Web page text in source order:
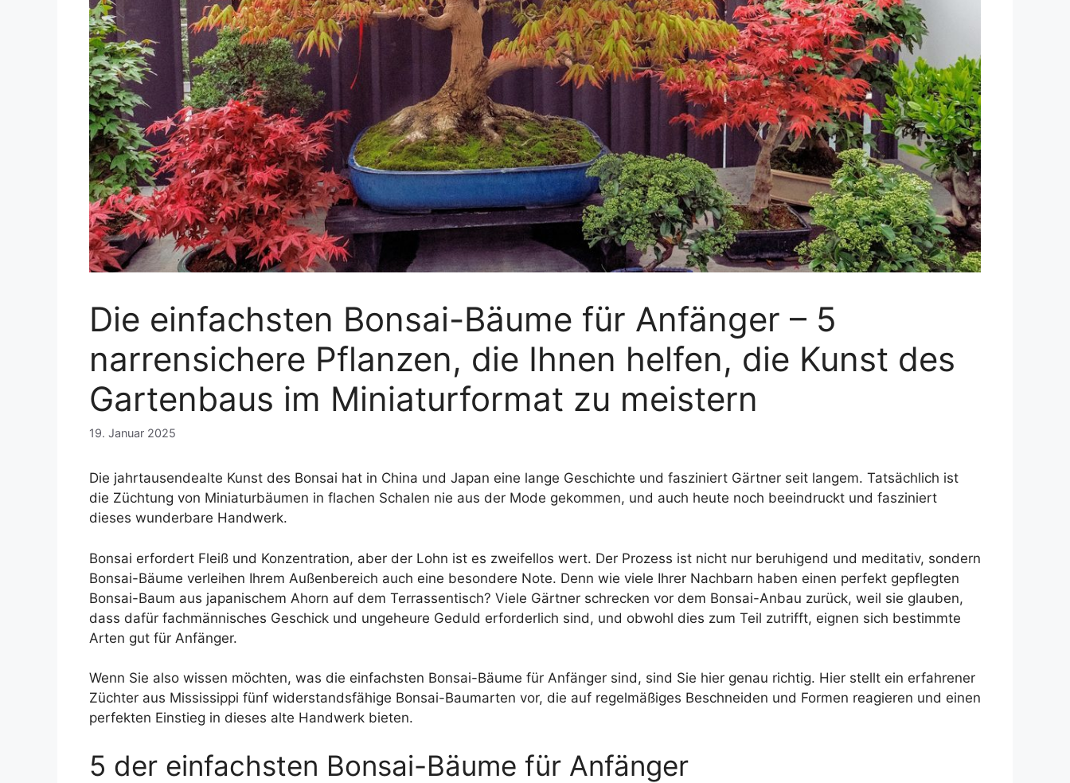
Die einfachsten Bonsai-Bäume für Anfänger – 5
narrensichere Pflanzen, die Ihnen helfen, die Kunst des
Gartenbaus im Miniaturformat zu meistern
19. Januar 2025
Die jahrtausendealte Kunst des Bonsai hat in China und Japan eine lange Geschichte und fasziniert Gärtner seit langem. Tatsächlich ist
die Züchtung von Miniaturbäumen in flachen Schalen nie aus der Mode gekommen, und auch heute noch beeindruckt und fasziniert
dieses wunderbare Handwerk.
Bonsai erfordert Fleiß und Konzentration, aber der Lohn ist es zweifellos wert. Der Prozess ist nicht nur beruhigend und meditativ, sondern
Bonsai-Bäume verleihen Ihrem Außenbereich auch eine besondere Note. Denn wie viele Ihrer Nachbarn haben einen perfekt gepflegten
Bonsai-Baum aus japanischem Ahorn auf dem Terrassentisch? Viele Gärtner schrecken vor dem Bonsai-Anbau zurück, weil sie glauben,
dass dafür fachmännisches Geschick und ungeheure Geduld erforderlich sind, und obwohl dies zum Teil zutrifft, eignen sich bestimmte
Arten gut für Anfänger.
Wenn Sie also wissen möchten, was die einfachsten Bonsai-Bäume für Anfänger sind, sind Sie hier genau richtig. Hier stellt ein erfahrener
Züchter aus Mississippi fünf widerstandsfähige Bonsai-Baumarten vor, die auf regelmäßiges Beschneiden und Formen reagieren und einen
perfekten Einstieg in dieses alte Handwerk bieten.
5 der einfachsten Bonsai-Bäume für Anfänger